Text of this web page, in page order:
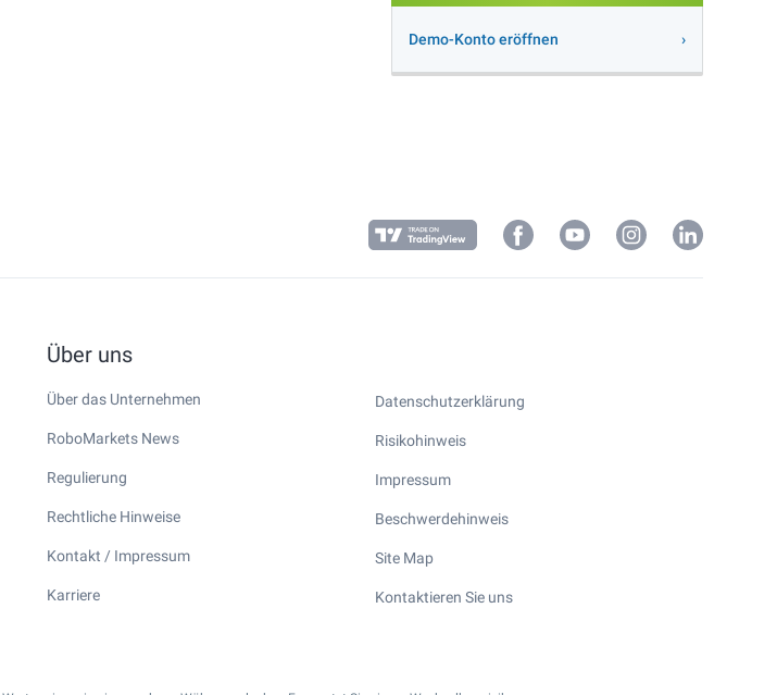
Demo-Konto eröffnen
Über uns
Über das Unternehmen
RoboMarkets News
Regulierung
Rechtliche Hinweise
Kontakt / Impressum
Karriere
Datenschutzerklärung
Risikohinweis
Impressum
Beschwerdehinweis
Site Map
Kontaktieren Sie uns